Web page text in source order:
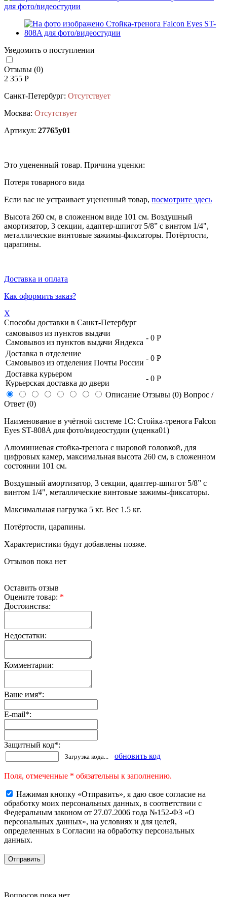
Уведомить о поступлении
Отзывы (0)
2 355 Р
Санкт-Петербург: Отсутствует
Москва: Отсутствует
Артикул: 27765у01
Это уцененный товар. Причина уценки:
Потеря товарного вида
Если вас не устраивает уцененный товар, посмотрите здесь
Высота 260 см, в сложенном виде 101 см. Воздушный
амортизатор, 3 секции, адаптер-шпигот 5/8” с винтом 1/4",
металлические винтовые зажимы-фиксаторы. Потёртости,
царапины.
Доставка и оплата
Как оформить заказ?
X
Способы доставки в Санкт-Петербург
самовывоз из пунктов выдачи
Самовывоз из пунктов выдачи Яндекса
- 0 Р
Доставка в отделение
Самовывоз из отделения Почты России
- 0 Р
Доставка курьером
Курьерская доставка до двери
- 0 Р
Описание Отзывы (0) Вопрос /
Ответ (0)
Наименование в учётной системе 1С: Стойка-тренога Falcon
Eyes ST-808A для фото/видеостудии (уценка01)
Алюминиевая стойка-тренога с шаровой головкой, для
цифровых камер, максимальная высота 260 см, в сложенном
состоянии 101 см.
Воздушный амортизатор, 3 секции, адаптер-шпигот 5/8” с
винтом 1/4", металлические винтовые зажимы-фиксаторы.
Максимальная нагрузка 5 кг. Вес 1.5 кг.
Потёртости, царапины.
Характеристики будут добавлены позже.
Отзывов пока нет
Оставить отзыв
Оцените товар: *
Достоинства:
Недостатки:
Комментарии:
Ваше имя*:
E-mail*:
Защитный код*:
Загрузка кода... обновить код
Поля, отмеченные * обязательны к заполнению.
Нажимая кнопку «Отправить», я даю свое согласие на
обработку моих персональных данных, в соответствии с
Федеральным законом от 27.07.2006 года №152-ФЗ «О
персональных данных», на условиях и для целей,
определенных в Согласии на обработку персональных
данных.
Вопросов пока нет